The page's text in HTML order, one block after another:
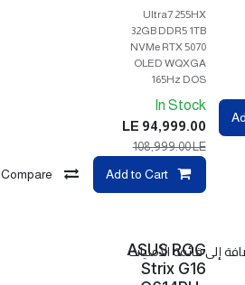
Compare
Ultra7 255HX
32GB DDR5 1TB
NVMe RTX 5070
OLED WQXGA
165Hz DOS
94,999.00
108,999.00LE
In Stock
Add to Cart
Compare
ASUS ROG
Strix G16
إلى قائمة الأمنيات